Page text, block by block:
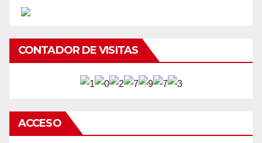
CONTADOR DE VISITAS
ACCESO